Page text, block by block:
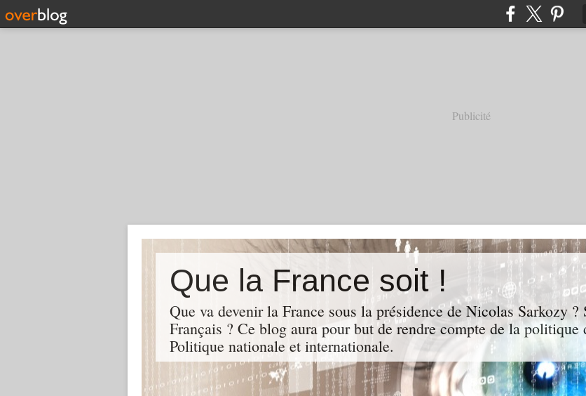
Publicité
Que la France soit !
Que va devenir la France sous la présidence de Nicolas Sarkozy
Français ? Ce blog aura pour but de rendre compte de la politique
Politique nationale et internationale.